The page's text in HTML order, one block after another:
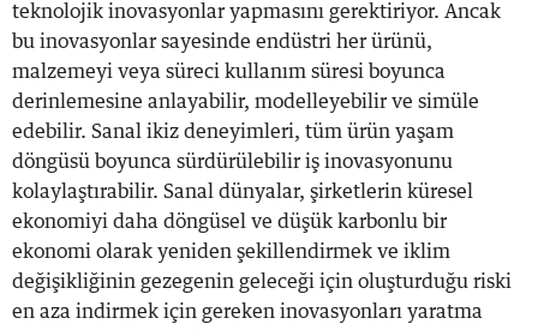
teknolojik inovasyonlar yapmasını gerektiriyor. Ancak
bu inovasyonlar sayesinde endüstri her ürünü,
malzemeyi veya süreci kullanım süresi boyunca
derinlemesine anlayabilir, modelleyebilir ve simüle
edebilir. Sanal ikiz deneyimleri, tüm ürün yaşam
döngüsü boyunca sürdürülebilir iş inovasyonunu
kolaylaştırabilir. Sanal dünyalar, şirketlerin küresel
ekonomiyi daha döngüsel ve düşük karbonlu bir
ekonomi olarak yeniden şekillendirmek ve iklim
değişikliğinin gezegenin geleceği için oluşturduğu riski
en aza indirmek için gereken inovasyonları yaratma